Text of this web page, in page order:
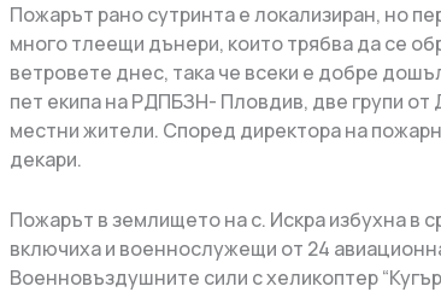
Пожарът рано сутринта е локализиран, но
много тлеещи дънери, които трябва да се
ветровете днес, така че всеки е добре
пет екипа на РДПБЗН- Пловдив, две групи от
местни жители. Според директора на
декари.
Пожарът в землището на с. Искра избухна в
включиха и военнослужещи от 24
Военновъздушните сили с хеликоптер